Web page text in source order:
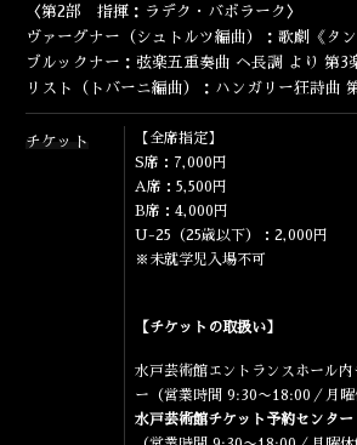
〈第2部 指揮：ラデク・バボラーク〉
ヴァーグナー（シュトルツ編曲）：歌劇《タ
ブルックナー：弦楽五重奏曲 ヘ長調 より 第3
リスト（トバーニ編曲）：ハンガリー狂詩曲
チケット
【全席指定】
S席：7,000円
A席：5,500円
B席：4,000円
U-25（25歳以下）：2,000円
※未就学児入場不可
【チケットの取扱い】
水戸芸術館エントランスホール内
ー（営業時間 9:30〜18:00／月曜
水戸芸術館チケット予約センター